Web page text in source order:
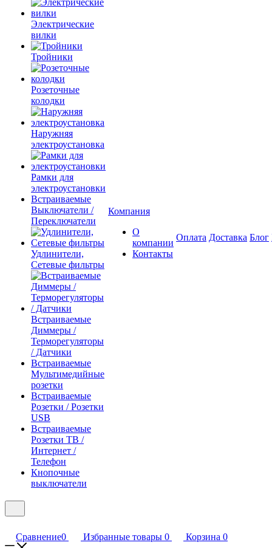
Электрические
вилки
Тройники
Розеточные
колодки
Наружняя
электроустановка
Рамки для
электроустановки
Встраиваемые
Выключатели /
Переключатели
Удлинители,
Сетевые фильтры
Встраиваемые
Диммеры /
Терморегуляторы
/ Датчики
Встраиваемые
Мультимедийные
розетки
Встраиваемые
Розетки / Розетки
USB
Встраиваемые
Розетки ТВ /
Интернет /
Телефон
Кнопочные
выключатели
Компания
О
компании
Контакты
Оплата Доставка Блог
Сравнение0 Избранные товары 0 Корзина 0